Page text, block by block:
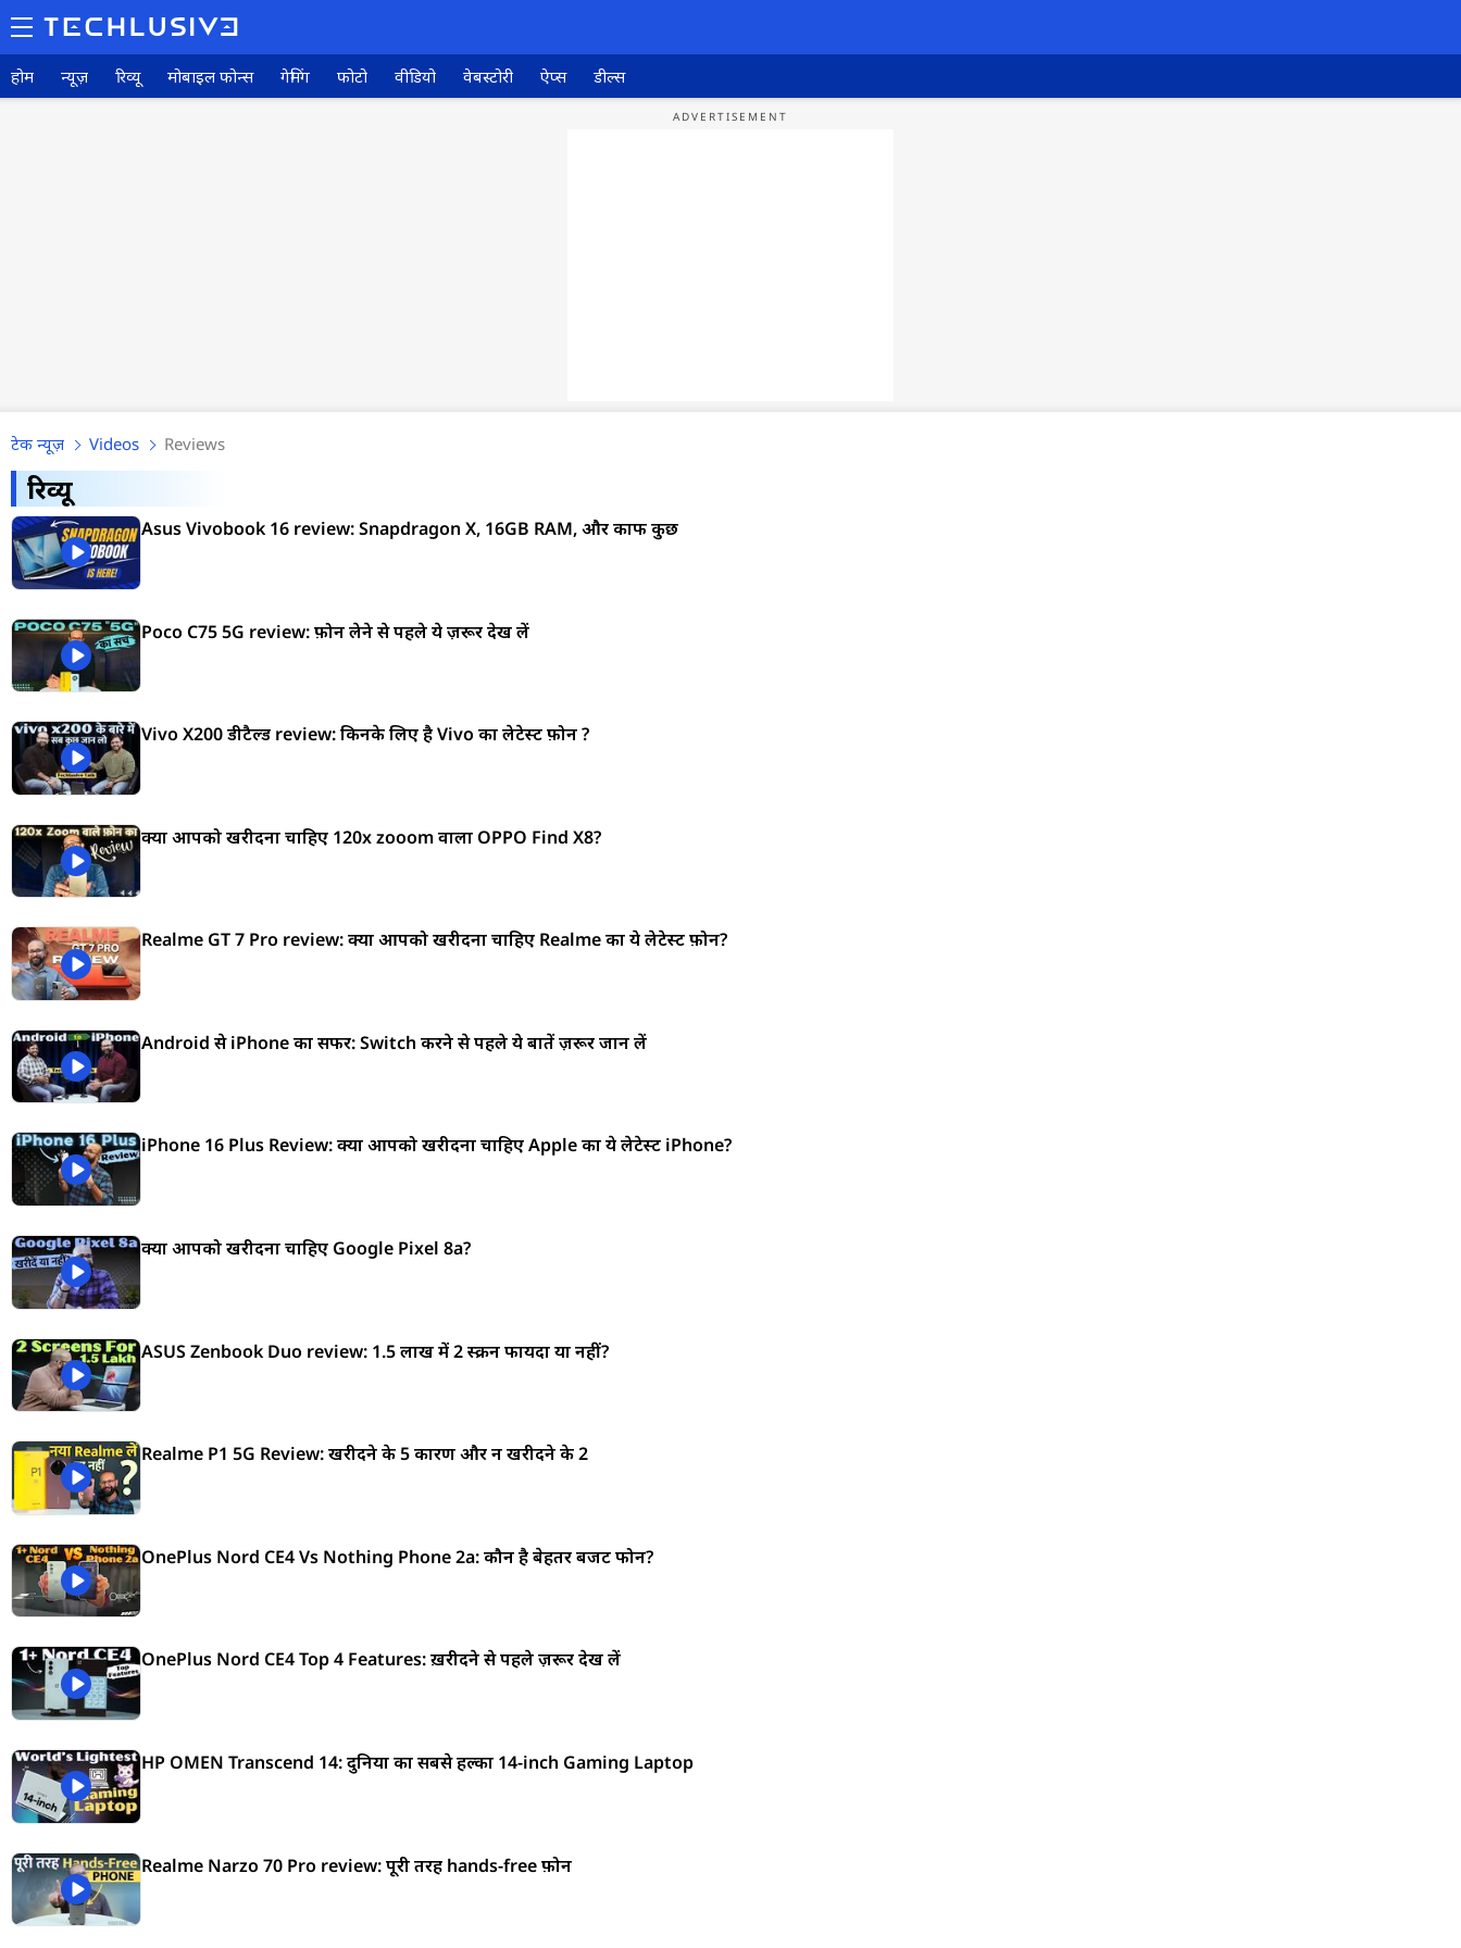
होम न्यूज़ रिव्यू मोबाइल फोन्स गेमिंग फोटो वीडियो वेबस्टोरी ऐप्स डील्स
टेक न्यूज़ Videos Reviews
रिव्यू
Asus Vivobook 16 review: Snapdragon X, 16GB RAM, और काफी कुछ
Poco C75 5G review: फ़ोन लेने से पहले ये ज़रूर देख लें
Vivo X200 डीटैल्ड review: किनके लिए है Vivo का लेटेस्ट फ़ोन ?
क्या आपको खरीदना चाहिए 120x zooom वाला OPPO Find X8?
Realme GT 7 Pro review: क्या आपको खरीदना चाहिए Realme का ये लेटेस्ट फ़ोन?
Android से iPhone का सफर: Switch करने से पहले ये बातें ज़रूर जान लें
iPhone 16 Plus Review: क्या आपको खरीदना चाहिए Apple का ये लेटेस्ट iPhone?
क्या आपको खरीदना चाहिए Google Pixel 8a?
ASUS Zenbook Duo review: ₹1.5 लाख में 2 स्क्रीन फायदा या नहीं?
Realme P1 5G Review: खरीदने के 5 कारण और न खरीदने के 2
OnePlus Nord CE4 Vs Nothing Phone 2a: कौन है बेहतर बजट फोन?
OnePlus Nord CE4 Top 4 Features: ख़रीदने से पहले ज़रूर देख लें
HP OMEN Transcend 14: दुनिया का सबसे हल्का 14-inch Gaming Laptop
Realme Narzo 70 Pro review: पूरी तरह hands-free फ़ोन